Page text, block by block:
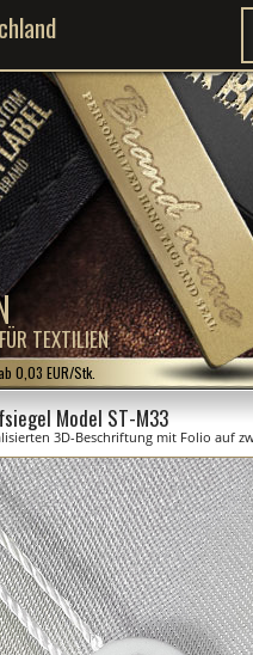
TEXTILIEN
0,03 EUR/Stk.
Model ST-M33
3D-Beschriftung mit Folio auf